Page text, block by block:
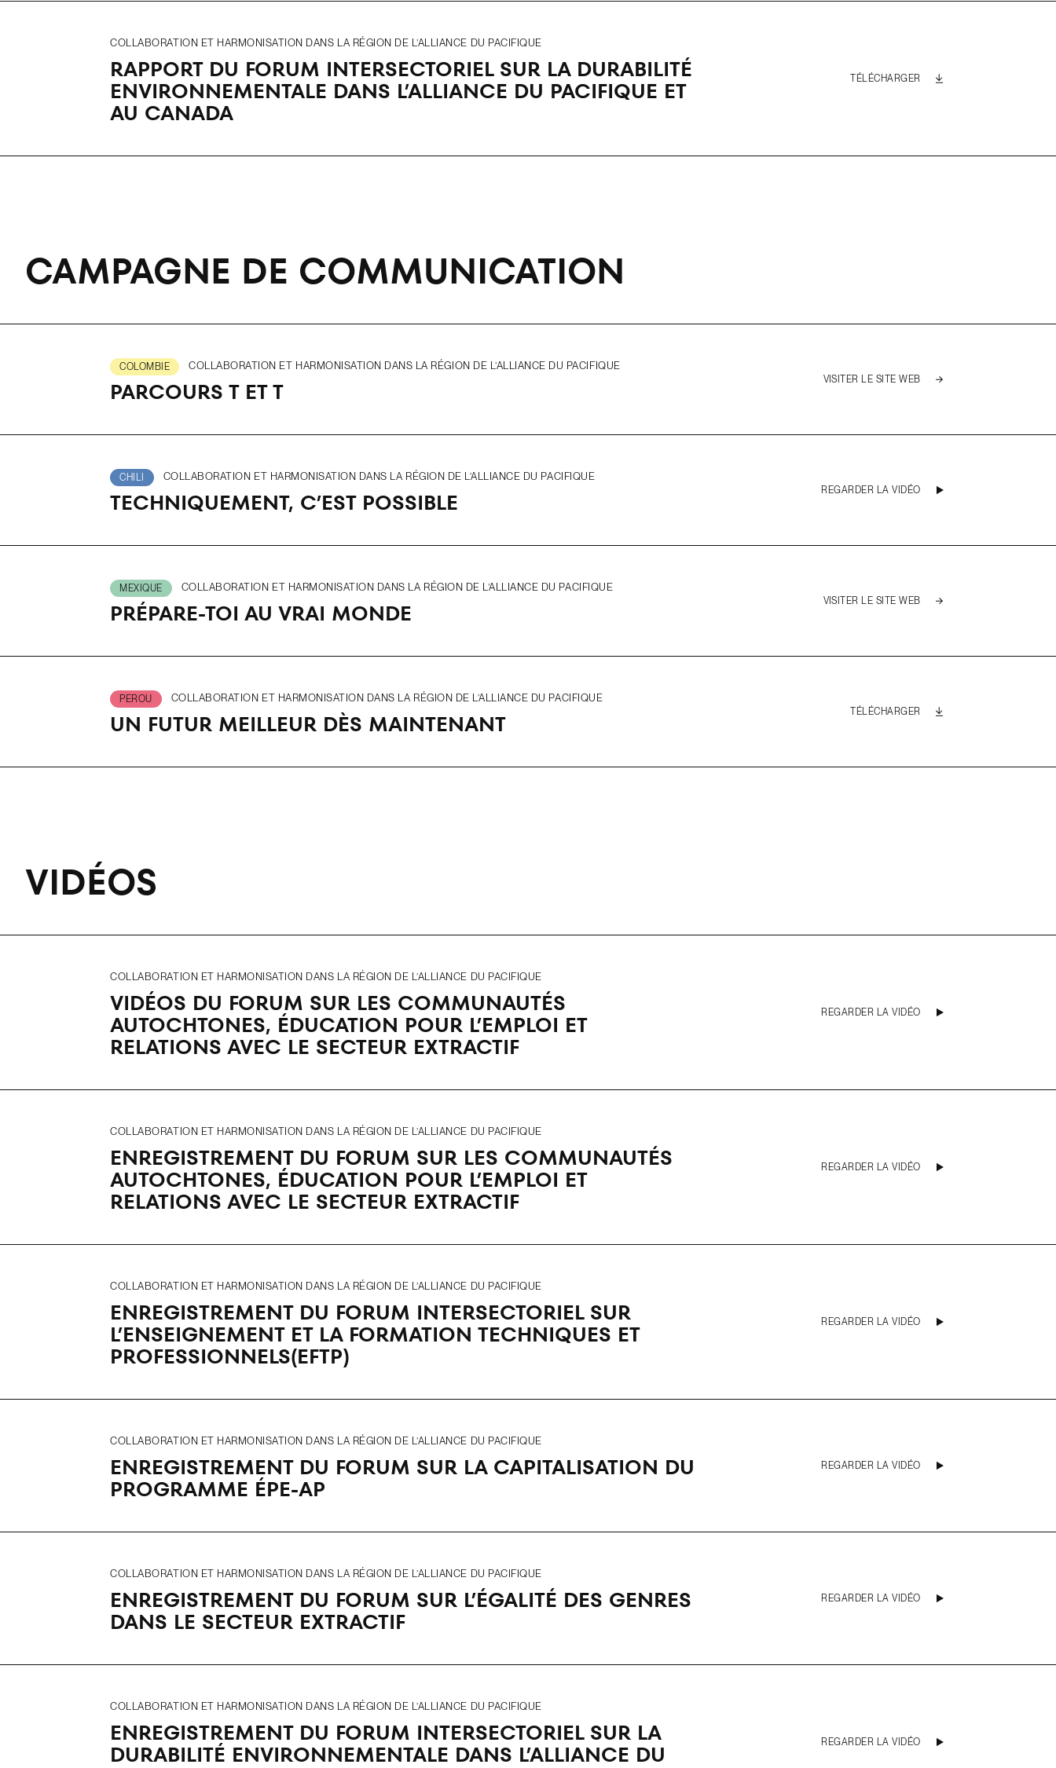
COLLABORATION ET HARMONISATION DANS LA RÉGION DE L’ALLIANCE DU PACIFIQUE
RAPPORT DU FORUM INTERSECTORIEL SUR LA DURABILITÉ
ENVIRONNEMENTALE DANS L’ALLIANCE DU PACIFIQUE ET
AU CANADA
TÉLÉCHARGER
CAMPAGNE DE COMMUNICATION
COLOMBIE COLLABORATION ET HARMONISATION DANS LA RÉGION DE L’ALLIANCE DU PACIFIQUE
PARCOURS T ET T VISITER LE SITE WEB
CHILI COLLABORATION ET HARMONISATION DANS LA RÉGION DE L’ALLIANCE DU PACIFIQUE
TECHNIQUEMENT, C’EST POSSIBLE REGARDER LA VIDÉO
MEXIQUE COLLABORATION ET HARMONISATION DANS LA RÉGION DE L’ALLIANCE DU PACIFIQUE
PRÉPARE-TOI AU VRAI MONDE VISITER LE SITE WEB
PEROU COLLABORATION ET HARMONISATION DANS LA RÉGION DE L’ALLIANCE DU PACIFIQUE
UN FUTUR MEILLEUR DÈS MAINTENANT TÉLÉCHARGER
VIDÉOS
COLLABORATION ET HARMONISATION DANS LA RÉGION DE L’ALLIANCE DU PACIFIQUE
VIDÉOS DU FORUM SUR LES COMMUNAUTÉS
AUTOCHTONES, ÉDUCATION POUR L’EMPLOI ET
RELATIONS AVEC LE SECTEUR EXTRACTIF
REGARDER LA VIDÉO
COLLABORATION ET HARMONISATION DANS LA RÉGION DE L’ALLIANCE DU PACIFIQUE
ENREGISTREMENT DU FORUM SUR LES COMMUNAUTÉS
AUTOCHTONES, ÉDUCATION POUR L’EMPLOI ET
RELATIONS AVEC LE SECTEUR EXTRACTIF
REGARDER LA VIDÉO
COLLABORATION ET HARMONISATION DANS LA RÉGION DE L’ALLIANCE DU PACIFIQUE
ENREGISTREMENT DU FORUM INTERSECTORIEL SUR
L’ENSEIGNEMENT ET LA FORMATION TECHNIQUES ET
PROFESSIONNELS(EFTP)
REGARDER LA VIDÉO
COLLABORATION ET HARMONISATION DANS LA RÉGION DE L’ALLIANCE DU PACIFIQUE
ENREGISTREMENT DU FORUM SUR LA CAPITALISATION DU
PROGRAMME ÉPE-AP
REGARDER LA VIDÉO
COLLABORATION ET HARMONISATION DANS LA RÉGION DE L’ALLIANCE DU PACIFIQUE
ENREGISTREMENT DU FORUM SUR L’ÉGALITÉ DES GENRES
DANS LE SECTEUR EXTRACTIF
REGARDER LA VIDÉO
COLLABORATION ET HARMONISATION DANS LA RÉGION DE L’ALLIANCE DU PACIFIQUE
ENREGISTREMENT DU FORUM INTERSECTORIEL SUR LA
DURABILITÉ ENVIRONNEMENTALE DANS L’ALLIANCE DU REGARDER LA VIDÉO